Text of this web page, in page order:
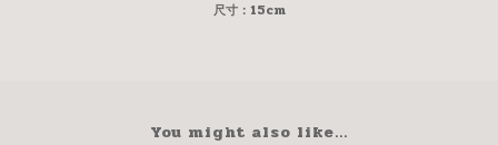
尺寸：15cm
You might also like...